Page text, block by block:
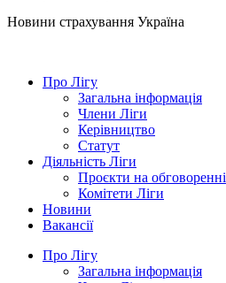
Новини страхування Україна
Про Лігу
Загальна інформація
Члени Ліги
Керівництво
Статут
Діяльність Ліги
Проєкти на обговоренні
Комітети Ліги
Новини
Вакансії
Про Лігу
Загальна інформація